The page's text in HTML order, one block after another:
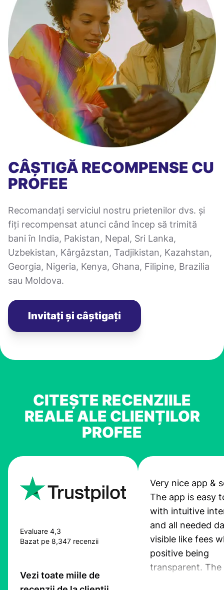
CÂȘTIGĂ RECOMPENSE CU
PROFEE
Recomandați serviciul nostru prietenilor dvs. și
fiți recompensat atunci când încep să trimită
bani în India, Pakistan, Nepal, Sri Lanka,
Uzbekistan, Kârgâzstan, Tadjikistan, Kazahstan,
Georgia, Nigeria, Kenya, Ghana, Filipine, Brazilia
sau Moldova.
Invitați și câștigați
CITEȘTE RECENZIILE
REALE ALE CLIENȚILOR
PROFEE
Evaluare 4,3
Bazat pe 8,347 recenzii
Vezi toate miile de
Very nice app &
The app is easy
with intuitive
and all needed
visible like fees
positive being
transparent. The